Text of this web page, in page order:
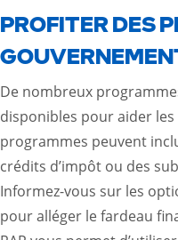
PROFITER DES
De nombreux
disponibles pour aider
programmes peuvent
crédits d’impôt ou des
Informez-vous sur les
pour alléger le fardeau